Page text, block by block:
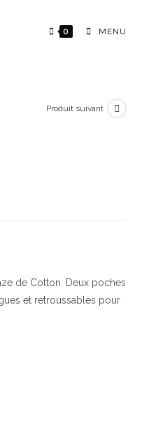
0 MENU
Produit suivant
de Cotton. Deux poches
et retroussables pour